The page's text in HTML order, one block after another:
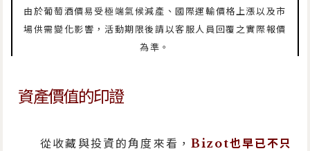
由於葡萄酒價易受極端氣候減產、國際運輸價格上漲以及市
場供需變化影響，活動期限後請以客服人員回覆之實際報價
為準。
資產價值的印證
從收藏與投資的角度來看，Bizot也早已不只